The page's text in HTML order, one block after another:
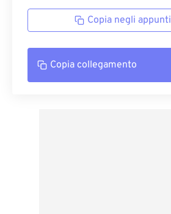
Copia negli appunti
Copia collegamento